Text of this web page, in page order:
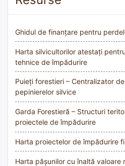
Ghidul de finanțare pentru
Harta silvicultorilor atestați
tehnice de împădurire
Puieți forestieri – Centralizator
pepinierelor silvice
Garda Forestieră – Structuri
proiectele de împădurire
Harta proiectelor de împădurire
Harta pășunilor cu înaltă valoare